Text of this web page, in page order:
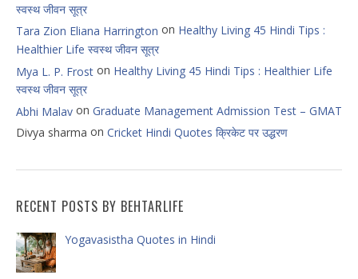
स्वस्थ जीवन सूत्र
Tara Zion Eliana Harrington on Healthy Living 45 Hindi Tips :
Healthier Life स्वस्थ जीवन सूत्र
Mya L. P. Frost on Healthy Living 45 Hindi Tips : Healthier Life
स्वस्थ जीवन सूत्र
Abhi Malav on Graduate Management Admission Test – GMAT
Divya sharma on Cricket Hindi Quotes क्रिकेट पर उद्धरण
RECENT POSTS BY BEHTARLIFE
Yogavasistha Quotes in Hindi